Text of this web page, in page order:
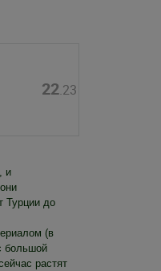
22.23
и
Турции до
(в
большой
растят